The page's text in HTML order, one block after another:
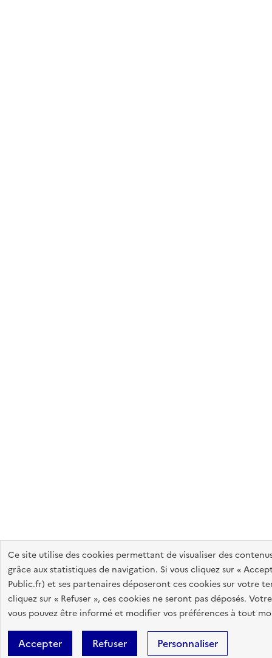
Ce site utilise des cookies permettant de visualiser des
grâce aux statistiques de navigation. Si vous cliquez sur «
Public.fr) et ses partenaires déposeront ces cookies sur votre
cliquez sur « Refuser », ces cookies ne seront pas déposés.
vous pouvez être informé et modifier vos préférences à tout
Accepter Refuser Personnaliser